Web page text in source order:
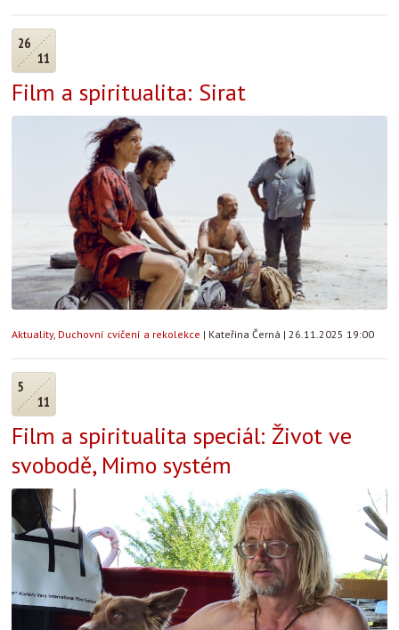
26
11
Film a spiritualita: Sirat
Aktuality, Duchovní cvičení a rekolekce | Kateřina Černá | 26.11.2025 19:00
5
11
Film a spiritualita speciál: Život ve
svobodě, Mimo systém